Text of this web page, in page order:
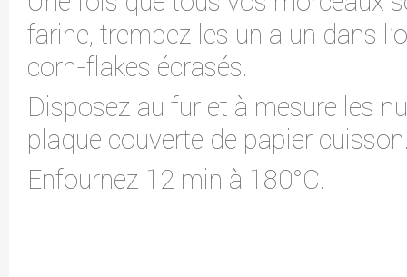
farine, trempez les un a un dans
corn-flakes écrasés.
Disposez au fur et à mesure les
plaque couverte de papier
Enfournez 12 min à 180°C.